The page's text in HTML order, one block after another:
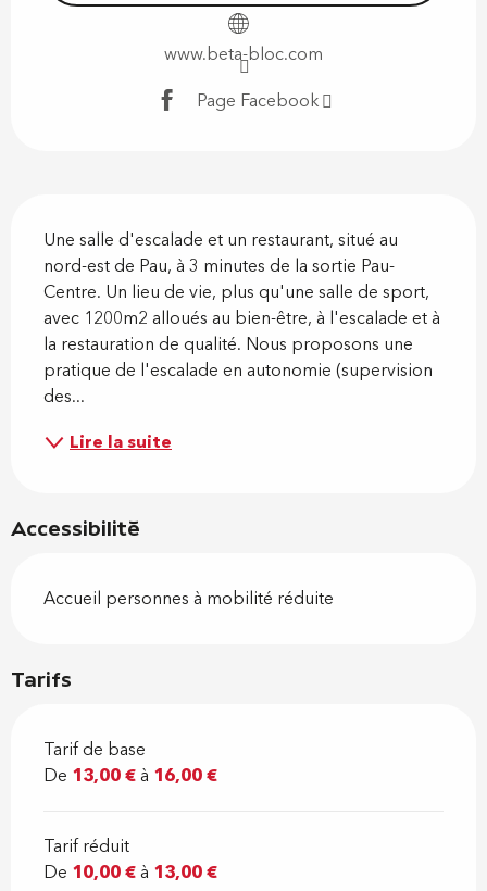
www.beta-bloc.com
Page Facebook
Une salle d'escalade et un restaurant, situé au
nord-est de Pau, à 3 minutes de la sortie Pau-
Centre. Un lieu de vie, plus qu'une salle de sport,
avec 1200m2 alloués au bien-être, à l'escalade et à
la restauration de qualité. Nous proposons une
pratique de l'escalade en autonomie (supervision
des...
Lire la suite
Accessibilité
Accueil personnes à mobilité réduite
Tarifs
Tarif de base
De 13,00 €à 16,00 €
Tarif réduit
De 10,00 €à 13,00 €